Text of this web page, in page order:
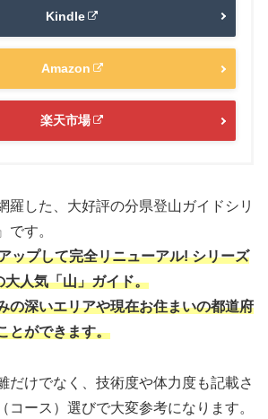
Kindle
Amazon
楽天市場
羅した、大好評の分県登山ガイドシリ
です。
ップして完全リニューアル! シリーズ
人気「山」ガイド。
の深いエリアや現在お住まいの都道府
とができます。
だけでなく、技術度や体力度も記載さ
コース）選びで大変参考になります。